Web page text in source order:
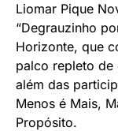
Liomar Pique
“Degrauzinho
Horizonte, que
palco repleto de
além das
Menos é Mais,
Propósito.